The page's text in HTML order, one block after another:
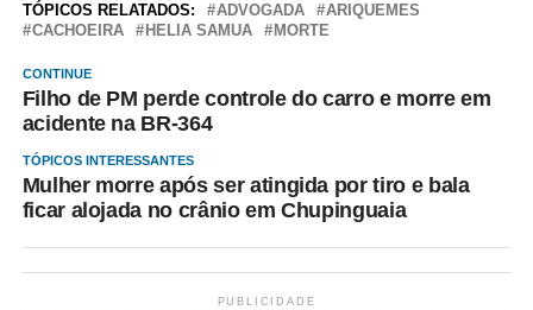
TÓPICOS RELATADOS: ADVOGADA
ARIQUEMES
CACHOEIRA
HELIA SAMUA MORTE
CONTINUE
Filho de PM perde controle do carro e morre em
acidente na BR-364
TÓPICOS INTERESSANTES
Mulher morre após ser atingida por tiro e bala
ficar alojada no crânio em Chupinguaia
PUBLICIDADE